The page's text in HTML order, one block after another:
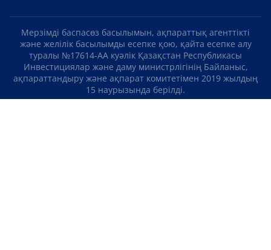
Мерзімді баспасөз басылымын, ақпараттық агенттікті
және желілік басылымды есепке қою, қайта есепке алу
туралы №17614-АА куәлік Қазақстан Республикасы
Инвестициялар және даму министрлігінің Байланыс,
ақпараттандыру және ақпарат комитетімен 2019 жылдың
15 наурызында берілді.